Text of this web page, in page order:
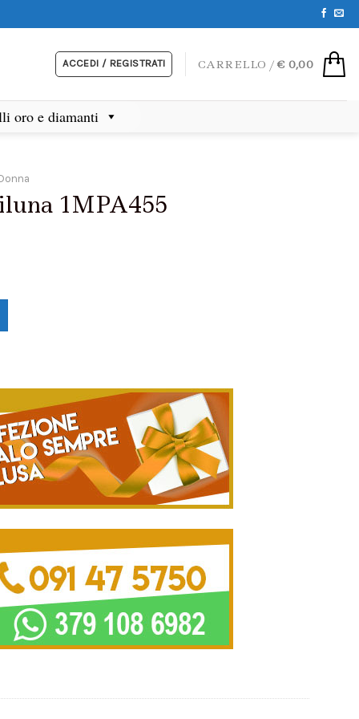
ACCEDI / REGISTRATI CARRELLO /€ 0,00
oro e diamanti
1MPA455